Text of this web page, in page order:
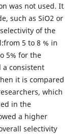
was not used. It
such as SiO2 or
of the
5 to 8 % in
5% for the
a consistent
it is compared
which
in the
a higher
selectivity